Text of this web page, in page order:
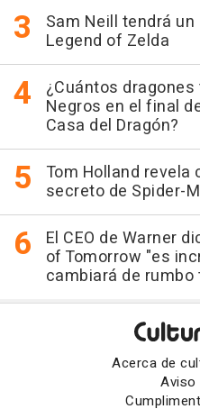
Sam Neill tendrá
Legend of Zelda
¿Cuántos
Negros en el final
Casa del Dragón?
Tom Holland
secreto de Spider-
El CEO de Warner
of Tomorrow "es
cambiará de rumbo
Acerca de
Aviso